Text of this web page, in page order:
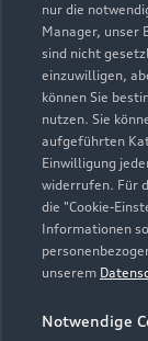
nur die
Manager, unser
sind nicht
einzuwilligen,
können Sie
nutzen. Sie
aufgeführten
Einwilligung
widerrufen. Für
die "Cookie-
Informationen
unserem
Notwendige
Zur